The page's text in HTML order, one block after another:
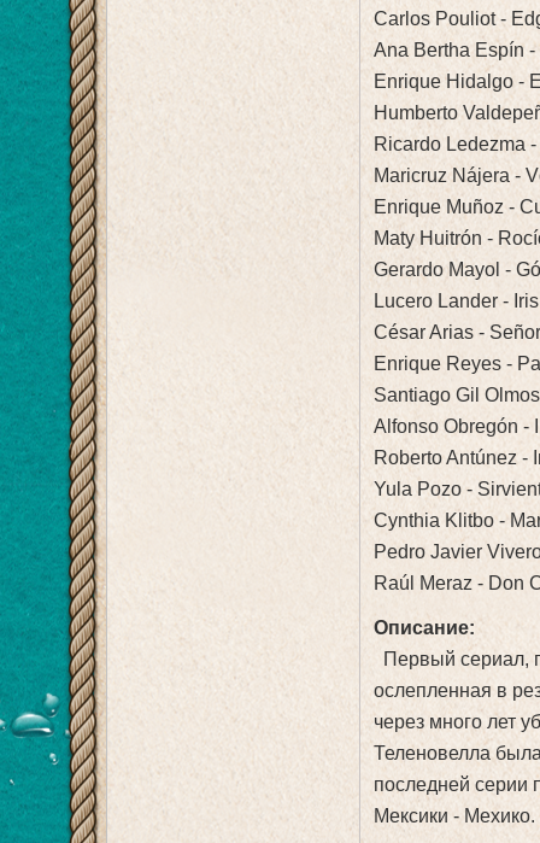
Carlos Pouliot -
Ana Bertha Espín -
Enrique Hidalgo -
Humberto
Ricardo Ledezma
Maricruz Nájera -
Enrique Muñoz -
Maty Huitrón -
Gerardo Mayol -
Lucero Lander -
César Arias -
Enrique Reyes -
Santiago Gil
Alfonso Obregón -
Roberto Antúnez -
Yula Pozo -
Cynthia Klitbo -
Pedro Javier
Raúl Meraz - Don
Описание:
Первый сериал,
ослепленная в
через много лет
Теленовелла
последней серии
Мексики - Мехико.